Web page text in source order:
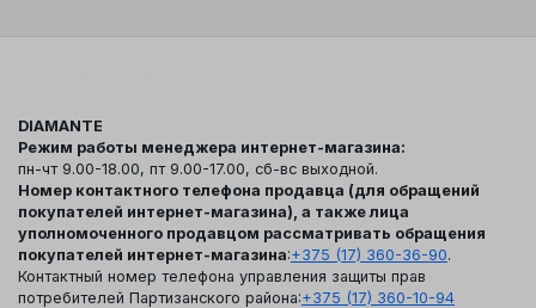
DIAMANTE
Режим работы менеджера интернет-магазина:
пн-чт 9.00-18.00, пт 9.00-17.00, сб-вс выходной.
Номер контактного телефона продавца (для обращений
покупателей интернет-магазина), а также лица
уполномоченного продавцом рассматривать обращения
покупателей интернет-магазина:+375 (17) 360-36-90.
Контактный номер телефона управления защиты прав
потребителей Партизанского района:+375 (17) 360-10-94